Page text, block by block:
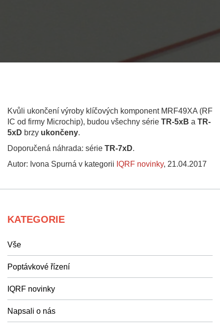
Kvůli ukončení výroby klíčových komponent MRF49XA (RF
IC od firmy Microchip), budou všechny série TR-5xB a TR-
5xD brzy ukončeny.
Doporučená náhrada: série TR-7xD.
Autor: Ivona Spurná v kategorii IQRF novinky, 21.04.2017
KATEGORIE
Vše
Poptávkové řízení
IQRF novinky
Napsali o nás